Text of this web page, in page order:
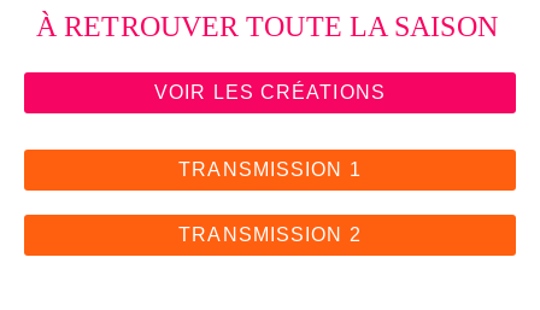
À RETROUVER TOUTE LA SAISON
VOIR LES CRÉATIONS
TRANSMISSION 1
TRANSMISSION 2